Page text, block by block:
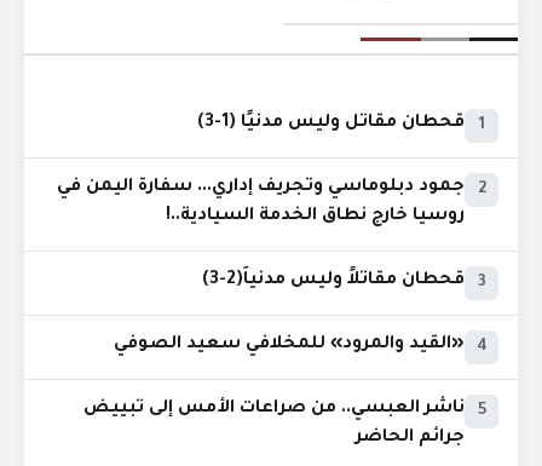
1 قحطان مقاتل وليس مدنيًا (1-3)
2
جمود دبلوماسي وتجريف إداري... سفارة اليمن في
روسيا خارج نطاق الخدمة السيادية..!
3 قحطان مقاتلاً وليس مدنياً(2-3)
4 «القيد والمرود» للمخلافي سعيد الصوفي
5
ناشر العبسي.. من صراعات الأمس إلى تبييض
جرائم الحاضر